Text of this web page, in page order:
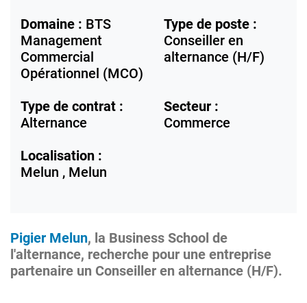
Domaine : BTS
Management
Commercial
Opérationnel (MCO)
Type de poste :
Conseiller en
alternance (H/F)
Type de contrat :
Alternance
Secteur :
Commerce
Localisation :
Melun , Melun
Pigier Melun, la Business School de
l'alternance, recherche pour une entreprise
partenaire un Conseiller en alternance (H/F).